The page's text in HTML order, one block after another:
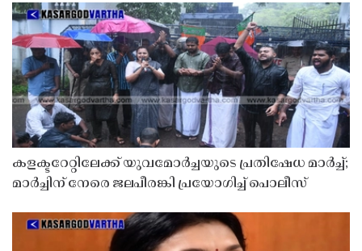
കളക്ടറേറ്റിലേക്ക് യുവമോർച്ചയുടെ പ്രതിഷേധ മാർച്ച്;
മാർച്ചിന് നേരെ ജലപീരങ്കി പ്രയോഗിച്ച് പൊലീസ്